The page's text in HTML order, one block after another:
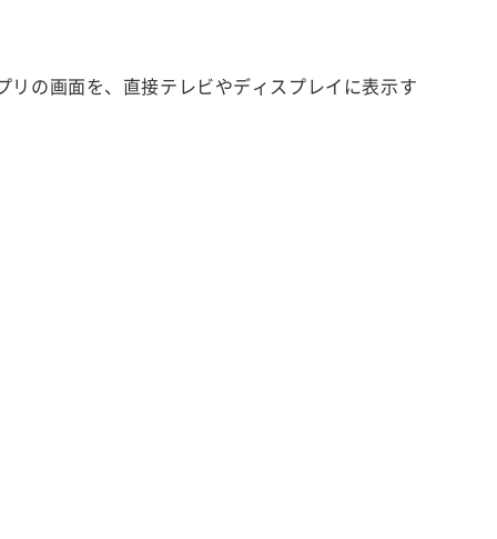
の画面を、直接テレビやディスプレイに表示す